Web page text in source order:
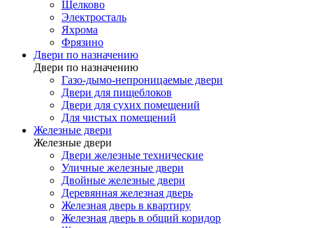
Щелково
Электросталь
Яхрома
Фрязино
Двери по назначению
Двери по назначению
Газо-дымо-непроницаемые двери
Двери для пищеблоков
Двери для сухих помещений
Для чистых помещений
Железные двери
Железные двери
Двери железные технические
Уличные железные двери
Двойные железные двери
Деревянная железная дверь
Железная дверь в квартиру
Железная дверь в общий коридор